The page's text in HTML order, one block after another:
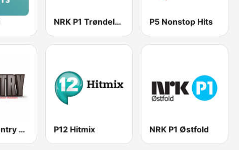
NRK P1 Trøndelag P5 Nonstop Hits
Norsk Country Radio P12 Hitmix NRK P1 Østfold